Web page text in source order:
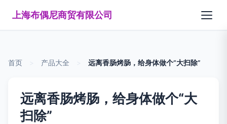
上海布偶尼商贸有限公司
首页 产品大全 远离香肠烤肠，给身体做个“大扫除”
远离香肠烤肠，给身体做个“大
扫除”